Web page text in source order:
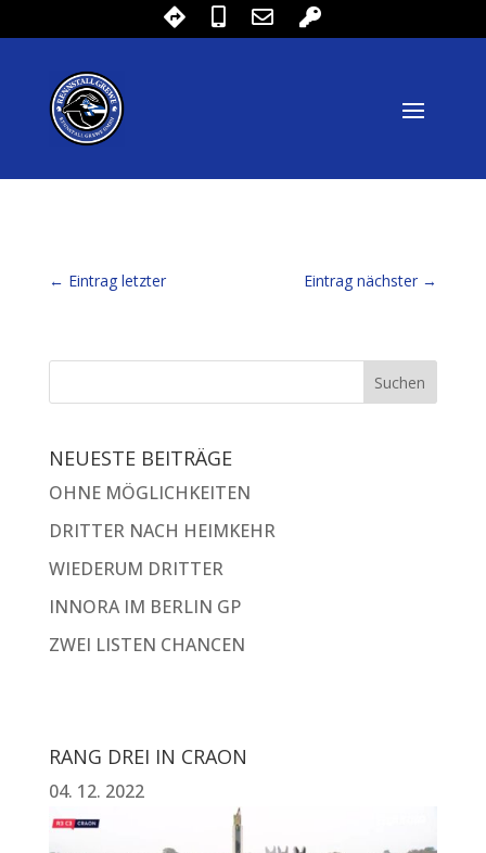
← Eintrag letzter Eintrag nächster →
NEUESTE BEITRÄGE
OHNE MÖGLICHKEITEN
DRITTER NACH HEIMKEHR
WIEDERUM DRITTER
INNORA IM BERLIN GP
ZWEI LISTEN CHANCEN
RANG DREI IN CRAON
04. 12. 2022